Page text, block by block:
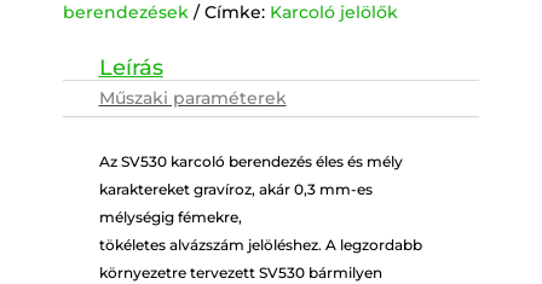
berendezések
Címke: Karcoló jelölők
Műszaki paraméterek
Az SV530 karcoló berendezés éles és mély
karaktereket gravíroz, akár 0,3 mm-es
mélységig fémekre,
tökéletes alvázszám jelöléshez. A legzordabb
környezetre tervezett SV530 bármilyen